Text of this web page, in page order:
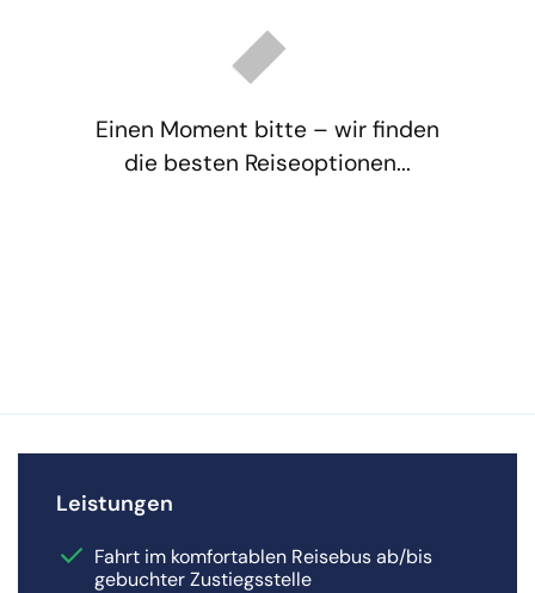
Einen Moment bitte – wir finden
die besten Reiseoptionen...
Leistungen
Fahrt im komfortablen Reisebus ab/bis
gebuchter Zustiegsstelle